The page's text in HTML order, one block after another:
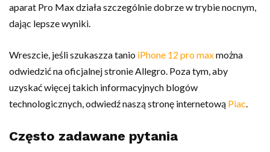
aparat Pro Max działa szczególnie dobrze w trybie nocnym,
dając lepsze wyniki.
Wreszcie, jeśli szukaszza tanio iPhone 12 pro maxmożna
odwiedzić na oficjalnej stronie Allegro. Poza tym, aby
uzyskać więcej takich informacyjnych blogów
technologicznych, odwiedź naszą stronę internetową Piac
Często zadawane pytania